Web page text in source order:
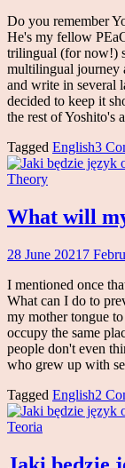
Do you remember
He's my fellow
trilingual (for now!)
multilingual journey
and write in several
decided to keep it
the rest of Yoshito's
Tagged English3
Theory
What will
28 June 2021 7
I mentioned once
What can I do to
my mother tongue
occupy the same
people don't even
who grew up with
Tagged English2
Teoria